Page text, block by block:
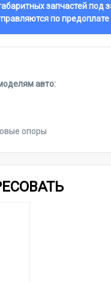
запчастей под
по
авто:
опоры